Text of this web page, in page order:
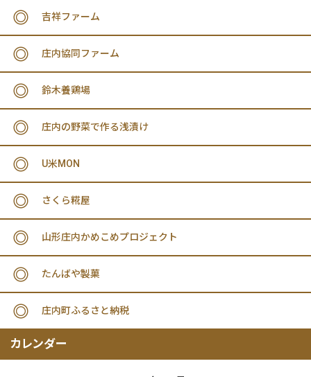
吉祥ファーム
庄内協同ファーム
鈴木養鶏場
庄内の野菜で作る浅漬け
U米MON
さくら糀屋
山形庄内かめこめプロジェクト
たんばや製菓
庄内町ふるさと納税
カレンダー